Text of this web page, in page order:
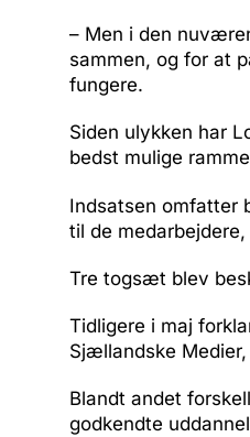
– Men i den
sammen, og for at
fungere.
Siden ulykken har
bedst mulige
Indsatsen omfatter
til de
Tre togsæt blev
Tidligere i maj
Sjællandske
Blandt andet
godkendte